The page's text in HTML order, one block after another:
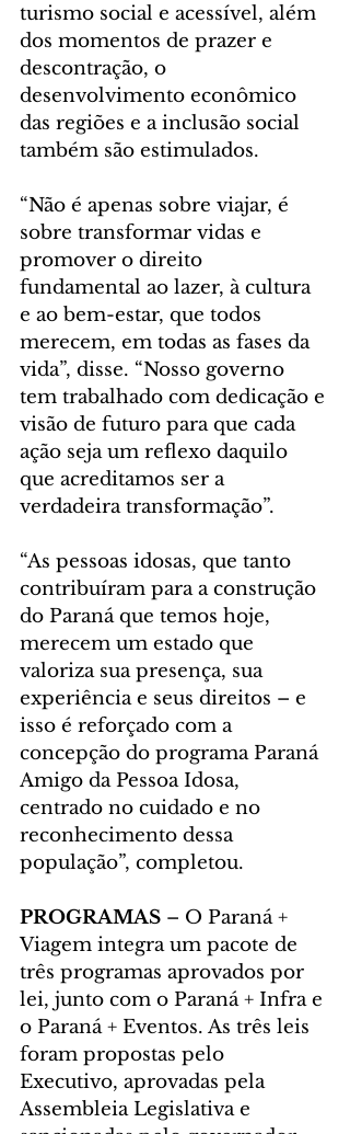
turismo social e acessível, além
dos momentos de prazer e
descontração, o
desenvolvimento econômico
das regiões e a inclusão social
também são estimulados.
“Não é apenas sobre viajar, é
sobre transformar vidas e
promover o direito
fundamental ao lazer, à cultura
e ao bem-estar, que todos
merecem, em todas as fases da
vida”, disse. “Nosso governo
tem trabalhado com dedicação e
visão de futuro para que cada
ação seja um reflexo daquilo
que acreditamos ser a
verdadeira transformação”.
“As pessoas idosas, que tanto
contribuíram para a construção
do Paraná que temos hoje,
merecem um estado que
valoriza sua presença, sua
experiência e seus direitos – e
isso é reforçado com a
concepção do programa Paraná
Amigo da Pessoa Idosa,
centrado no cuidado e no
reconhecimento dessa
população”, completou.
PROGRAMAS – O Paraná +
Viagem integra um pacote de
três programas aprovados por
lei, junto com o Paraná + Infra e
o Paraná + Eventos. As três leis
foram propostas pelo
Executivo, aprovadas pela
Assembleia Legislativa e